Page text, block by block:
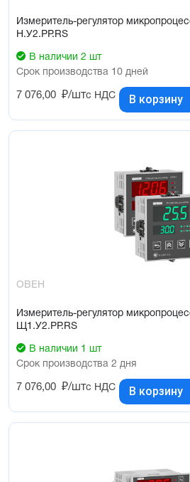
Измеритель-регулятор
Н.У2.РР.RS
В наличии 2 шт
Срок производства 10 дней
7 076,00 ₽/штс НДС В корзину
ОВЕН
Измеритель-регулятор
Щ1.У2.РР.RS
В наличии 1 шт
Срок производства 2 дня
7 076,00 ₽/штс НДС В корзину